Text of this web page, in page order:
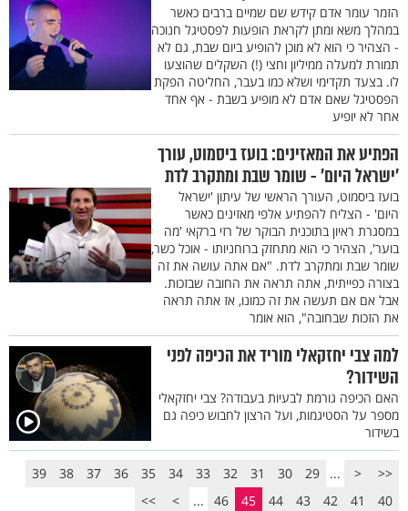
הזמר עומר אדם קידש שם שמיים ברבים כאשר
במהלך משא ומתן לקראת הופעות לפסטיגל חנוכה
- הצהיר כי הוא לא מוכן להופיע ביום שבת, גם לא
תמורת למעלה ממיליון וחצי (!) השקלים שהוצעו
לו. בצעד תקדימי ושלא כמו בעבר, החליטה הפקת
הפסטיגל שאם אדם לא מופיע בשבת - אף אחד
אחר לא יופיע
הפתיע את המאזינים: בועז ביסמוט, עורך
’ישראל היום’ - שומר שבת ומתקרב לדת
בועז ביסמוט, העורך הראשי של עיתון 'ישראל
היום' - הצליח להפתיע אלפי מאזינים כאשר
במסגרת ראיון בתוכנית הבוקר של רזי ברקאי 'מה
בוער', הצהיר כי הוא מתחזק ברוחניותו - אוכל כשר,
שומר שבת ומתקרב לדת. "אם אתה עושה את זה
בצורה כפייתית, אתה תראה את החובה שבזכות.
אבל אם אם תעשה את זה כמונו, אז אתה תראה
את הזכות שבחובה", הוא אומר
למה צבי יחזקאלי מוריד את הכיפה לפני
השידור?
האם הכיפה גורמת לבעיות בעבודה? צבי יחזקאלי
מספר על הסטיגמות, ועל הרצון לחבוש כיפה גם
בשידור
<<
<
...
29
30
31
32
33
34
35
36
37
38
39
40
41
42
43
44
45
46
...
>
>>